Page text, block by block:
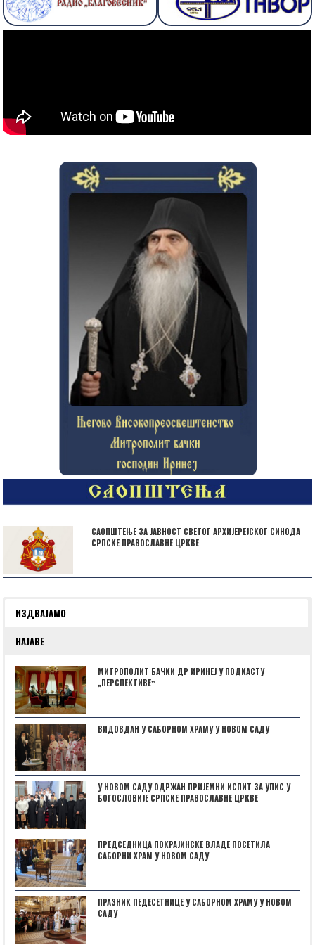
САОПШТЕЊЕ ЗА ЈАВНОСТ СВЕТОГ АРХИЈЕРЕЈСКОГ СИНОДА
СРПСКЕ ПРАВОСЛАВНЕ ЦРКВЕ
ИЗДВАЈАМО
НАЈАВЕ
МИТРОПОЛИТ БАЧКИ ДР ИРИНЕЈ У ПОДКАСТУ
„ПЕРСПЕКТИВЕˮ
ВИДОВДАН У САБОРНОМ ХРАМУ У НОВОМ САДУ
У НОВОМ САДУ ОДРЖАН ПРИЈЕМНИ ИСПИТ ЗА УПИС У
БОГОСЛОВИЈЕ СРПСКЕ ПРАВОСЛАВНЕ ЦРКВЕ
ПРЕДСЕДНИЦА ПОКРАЈИНСКЕ ВЛАДЕ ПОСЕТИЛА
САБОРНИ ХРАМ У НОВОМ САДУ
ПРАЗНИК ПЕДЕСЕТНИЦЕ У САБОРНОМ ХРАМУ У НОВОМ
САДУ